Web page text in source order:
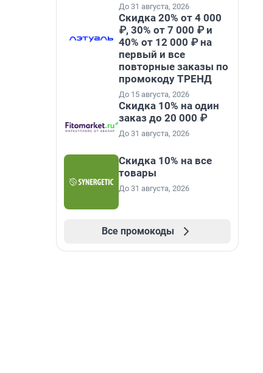
До 31 августа, 2026
Скидка 20% от 4 000
₽, 30% от 7 000 ₽ и
40% от 12 000 ₽ на
первый и все
повторные заказы по
промокоду ТРЕНД
До 15 августа, 2026
Скидка 10% на один
заказ до 20 000 ₽
До 31 августа, 2026
Скидка 10% на все
товары
До 31 августа, 2026
Все промокоды